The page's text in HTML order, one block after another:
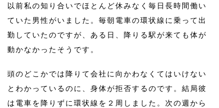
以前私の知り合いでほとんど休みなく毎日長時間働い
ていた男性がいました。毎朝電車の環状線に乗って出
勤していたのですが、ある日、降りる駅が来ても体が
動かなかったそうです。
頭のどこかでは降りて会社に向かわなくてはいけない
とわかっているのに、身体が拒否するのです。結局彼
は電車を降りずに環状線を２周しました。次の週から